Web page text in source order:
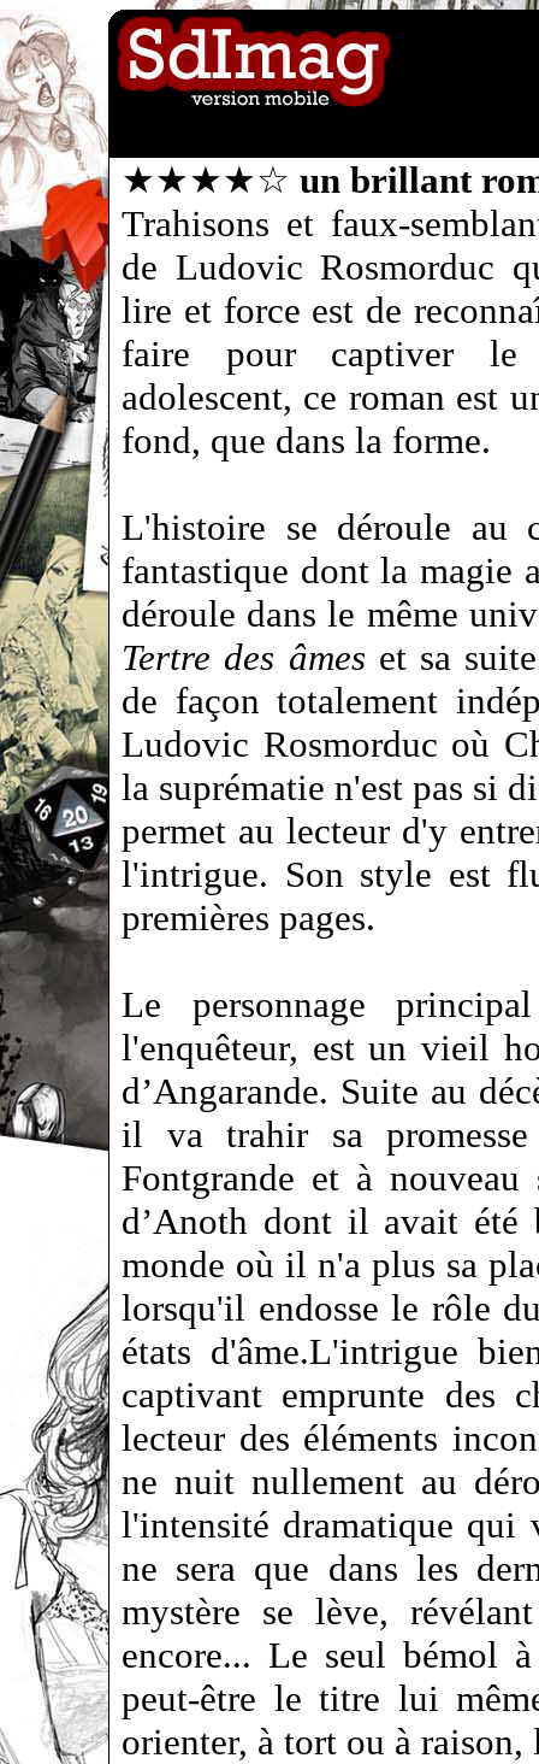
★★★★☆ un brillant
Trahisons et faux-
de Ludovic Rosmorduc
lire et force est de
faire pour captiver le
adolescent, ce roman est
fond, que dans la forme.
L'histoire se déroule au
fantastique dont la magie
déroule dans le même
Tertre des âmes et sa
de façon totalement
Ludovic Rosmorduc où
la suprématie n'est pas si
permet au lecteur d'y
l'intrigue. Son style est
premières pages.
Le personnage
l'enquêteur, est un vieil
d’Angarande. Suite au
il va trahir sa
Fontgrande et à
d’Anoth dont il avait été
monde où il n'a plus sa
lorsqu'il endosse le rôle
états d'âme.L'intrigue
captivant emprunte des
lecteur des éléments
ne nuit nullement au
l'intensité dramatique qui
ne sera que dans les
mystère se lève,
encore... Le seul bémol
peut-être le titre lui
orienter, à tort ou à